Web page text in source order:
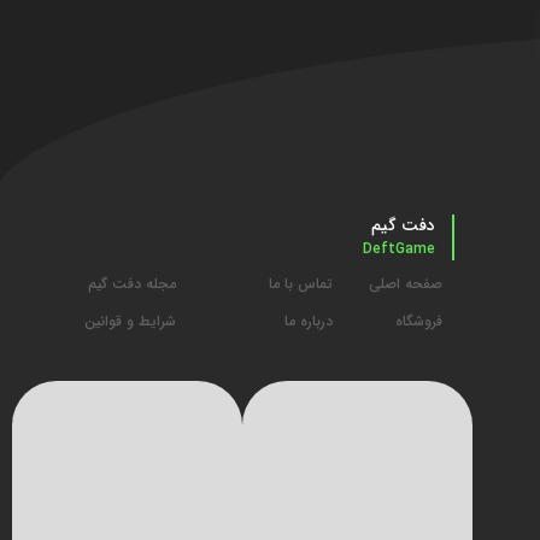
دفت گیم
DeftGame
صفحه اصلی
فروشگاه
تماس با ما
درباره ما
مجله دفت گیم
شرایط و قوانین